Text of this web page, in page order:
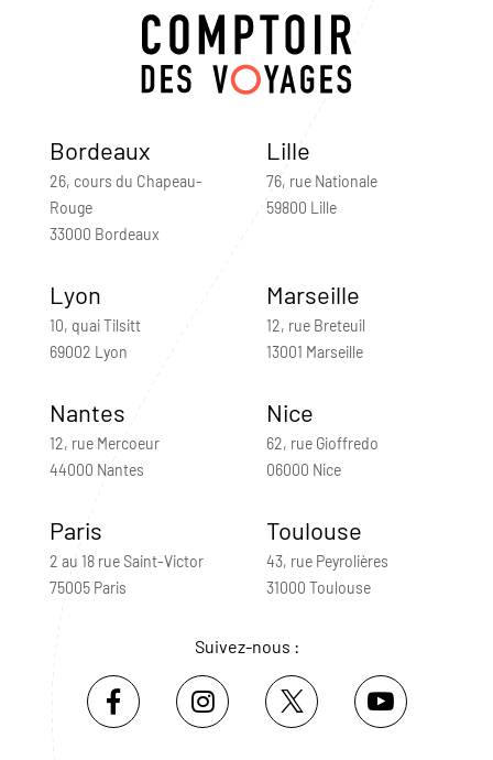
Bordeaux
26, cours du Chapeau-
Rouge
33000 Bordeaux
Lille
76, rue Nationale
59800 Lille
Lyon
10, quai Tilsitt
69002 Lyon
Marseille
12, rue Breteuil
13001 Marseille
Nantes
12, rue Mercoeur
44000 Nantes
Nice
62, rue Gioffredo
06000 Nice
Paris
2 au 18 rue Saint-Victor
75005 Paris
Toulouse
43, rue Peyrolières
31000 Toulouse
Suivez-nous :